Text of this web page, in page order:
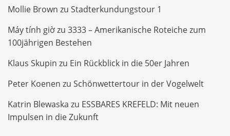
Mollie Brown zu Stadterkundungstour 1
Máy tính giờzu 3333 – Amerikanische Roteiche zum
100jährigen Bestehen
Klaus Skupin zu Ein Rückblick in die 50er Jahren
Peter Koenen zu Schönwettertour in der Vogelwelt
Katrin Blewaska zu ESSBARES KREFELD: Mit neuen
Impulsen in die Zukunft